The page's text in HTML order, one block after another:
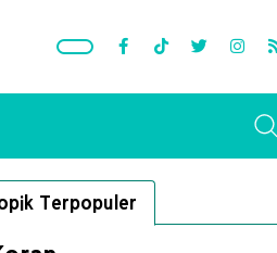
Terpopuler